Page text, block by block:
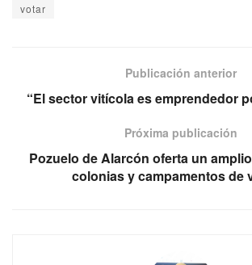
votar
Publicación anterior
“El sector vitícola es emprendedor
Próxima publicación
Pozuelo de Alarcón oferta un
colonias y campamentos de